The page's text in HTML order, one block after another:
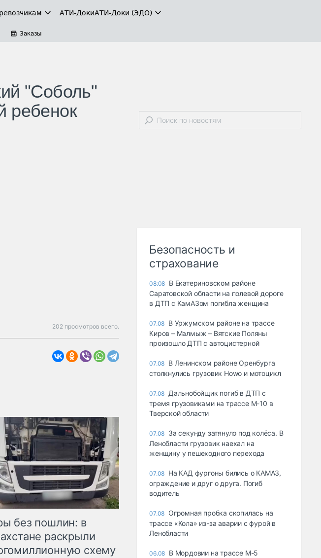
АТИ-ДокиАТИ-Доки (ЭДО)
Заказы
"Соболь"
ребенок
202 просмотров всего.
без пошлин: в
раскрыли
схему
Безопасность и
страхование
08:08 В Екатериновском районе
Саратовской области на полевой дороге
в ДТП с КамАЗом погибла женщина
07.08 В Уржумском районе на трассе
Киров – Малмыж – Вятские Поляны
произошло ДТП с автоцистерной
07.08 В Ленинском районе Оренбурга
столкнулись грузовик Howo и мотоцикл
07.08 Дальнобойщик погиб в ДТП с
тремя грузовиками на трассе М-10 в
Тверской области
07.08 За секунду затянуло под колёса. В
Ленобласти грузовик наехал на
женщину у пешеходного перехода
07.08 На КАД фургоны бились о КАМАЗ,
ограждение и друг о друга. Погиб
водитель
07.08 Огромная пробка скопилась на
трассе «Кола» из-за аварии с фурой в
Ленобласти
06.08 В Мордовии на трассе М-5